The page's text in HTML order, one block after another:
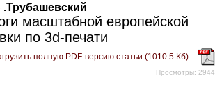
масштабной европейской
по 3d-печати
полную PDF-версию статьи (1010.5 Кб)
Просмотры: 2944